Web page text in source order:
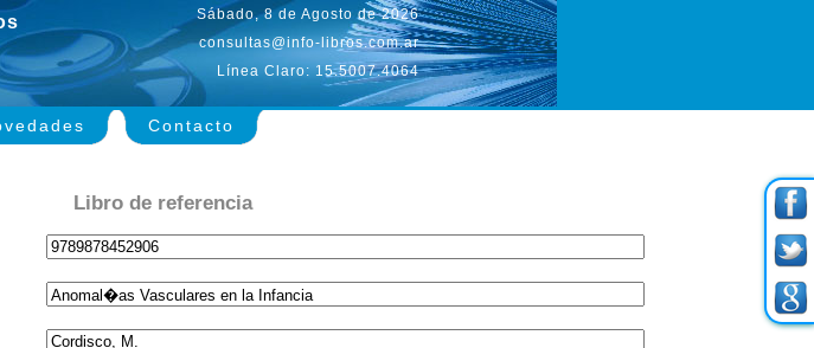
Sábado, 8 de Agosto de 2026
consultas@info-libros.com.ar
Línea Claro: 15.5007.4064
Contacto
Libro de referencia